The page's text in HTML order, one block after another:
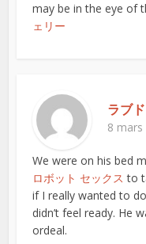
may be in the eye of
ェリー
ラブ
8 mars
We were on his bed
ロボット セックス to
if I really wanted to
didn’t feel ready. He
ordeal.